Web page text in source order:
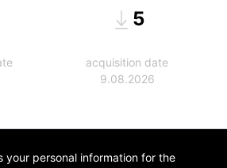
5
acquisition date
9.08.2026
your personal information for the